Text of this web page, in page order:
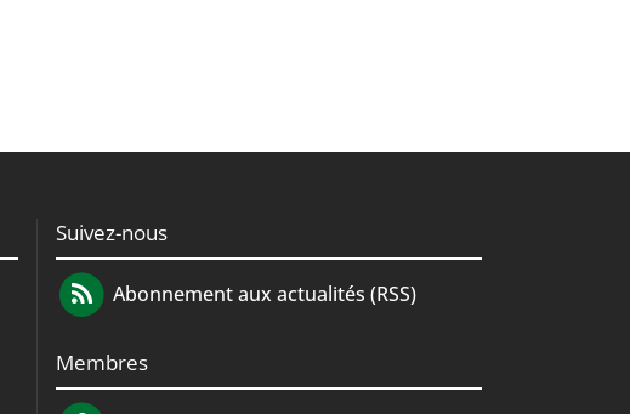
Suivez-nous
Abonnement aux actualités (RSS)
Membres